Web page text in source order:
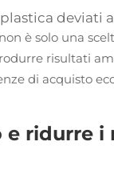
deviati
è solo una
risultati
di acquisto
e ridurre